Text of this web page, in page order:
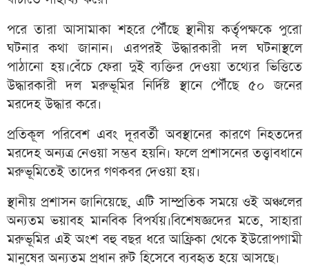
পরে তারা আসামাকা শহরে পৌঁছে স্থানীয় কর্তৃপক্ষকে পুরো
ঘটনার কথা জানান। এরপরই উদ্ধারকারী দল ঘটনাস্থলে
পাঠানো হয়।বেঁচে ফেরা দুই ব্যক্তির দেওয়া তথ্যের ভিত্তিতে
উদ্ধারকারী দল মরুভূমির নির্দিষ্ট স্থানে পৌঁছে ৫০ জনের
মরদেহ উদ্ধার করে।
প্রতিকূল পরিবেশ এবং দূরবর্তী অবস্থানের কারণে নিহতদের
মরদেহ অন্যত্র নেওয়া সম্ভব হয়নি। ফলে প্রশাসনের তত্ত্বাবধানে
মরুভূমিতেই তাদের গণকবর দেওয়া হয়।
স্থানীয় প্রশাসন জানিয়েছে, এটি সাম্প্রতিক সময়ে ওই অঞ্চলের
অন্যতম ভয়াবহ মানবিক বিপর্যয়।বিশেষজ্ঞদের মতে, সাহারা
মরুভূমির এই অংশ বহু বছর ধরে আফ্রিকা থেকে ইউরোপগামী
মানুষের অন্যতম প্রধান রুট হিসেবে ব্যবহৃত হয়ে আসছে।